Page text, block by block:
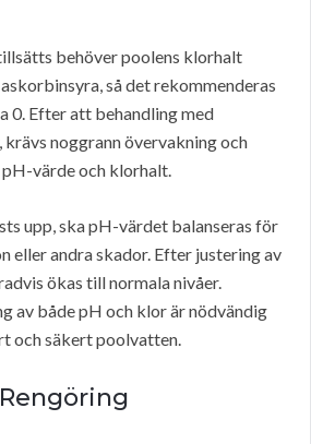
behöver poolens klorhalt
så det rekommenderas
0. Efter att behandling med
noggrann övervakning och
värde och klorhalt.
upp, ska pH-värdet balanseras för
eller andra skador. Efter justering av
ökas till normala nivåer.
av både pH och klor är nödvändig
och säkert poolvatten.